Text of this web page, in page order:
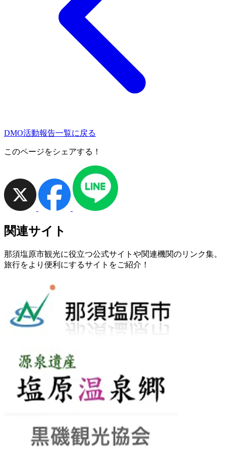
DMO活動報告一覧に戻る
このページをシェアする！
関連サイト
那須塩原市観光に役立つ公式サイトや関連機関のリンク集。
旅行をより便利にするサイトをご紹介！